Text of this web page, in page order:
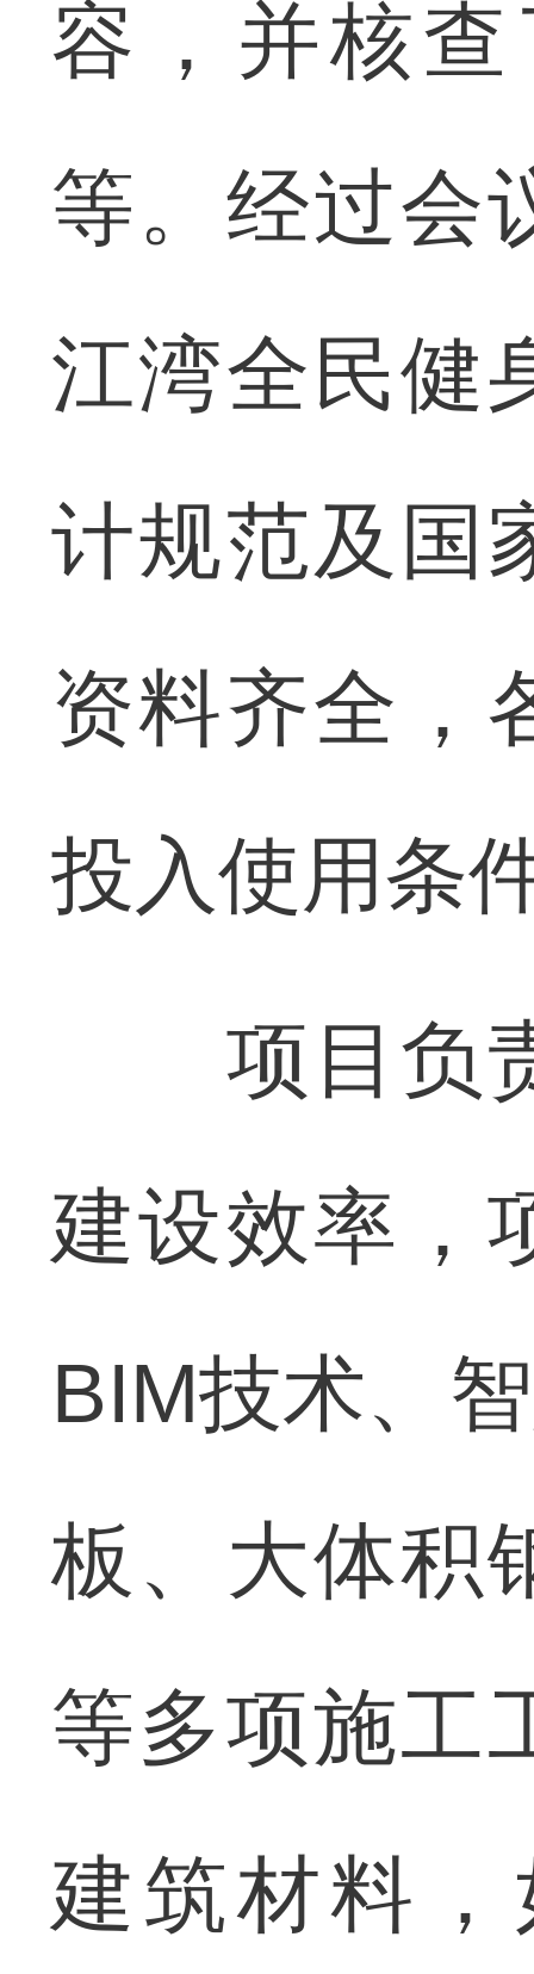
容，并核
等。经过会
江湾全民健
计规范及国
资料齐全，
投入使用条
项目负责
建设效率，
BIM技术、
板、大体积
等多项施工
建筑材料